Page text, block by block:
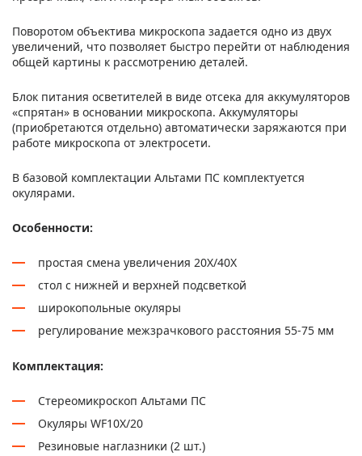
Поворотом объектива микроскопа задается одно из двух
увеличений, что позволяет быстро перейти от наблюдения
общей картины к рассмотрению деталей.
Блок питания осветителей в виде отсека для аккумуляторов
«спрятан» в основании микроскопа. Аккумуляторы
(приобретаются отдельно) автоматически заряжаются при
работе микроскопа от электросети.
В базовой комплектации Альтами ПС комплектуется
окулярами.
Особенности:
простая смена увеличения 20X/40X
стол с нижней и верхней подсветкой
широкопольные окуляры
регулирование межзрачкового расстояния 55-75 мм
Комплектация:
Стереомикроскоп Альтами ПС
Окуляры WF10X/20
Резиновые наглазники (2 шт.)